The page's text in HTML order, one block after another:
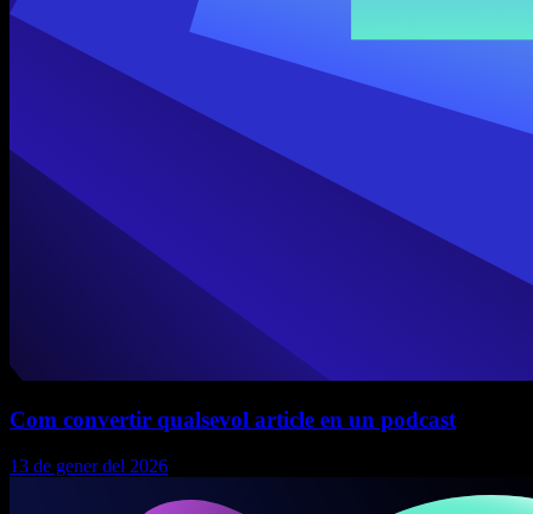
Com convertir qualsevol article en un podcast
13 de gener del 2026